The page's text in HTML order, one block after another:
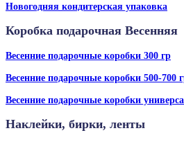
Новогодняя кондитерская упаковка
Коробка подарочная Весенняя
Весенние подарочные коробки 300 гр
Весенние подарочные коробки 500-700
Весенние подарочные коробки
Наклейки, бирки, ленты